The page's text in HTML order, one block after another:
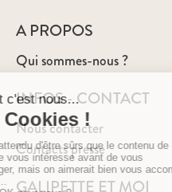
A PROPOS
Qui sommes-nous ?
INFOS - CONTACT
Nous contacter
Contacts presse
GALIPETTE ET MOI